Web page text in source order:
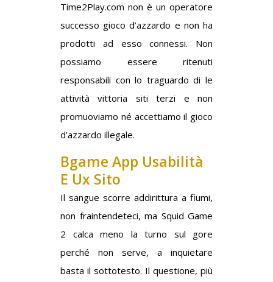
Time2Play.com non è un operatore
successo gioco d’azzardo e non ha
prodotti ad esso connessi. Non
possiamo essere ritenuti
responsabili con lo traguardo di le
attività vittoria siti terzi e non
promuoviamo né accettiamo il gioco
d’azzardo illegale.
Bgame App Usabilità
E Ux Sito
Il sangue scorre addirittura a fiumi,
non fraintendeteci, ma Squid Game
2 calca meno la turno sul gore
perché non serve, a inquietare
basta il sottotesto. Il questione, più